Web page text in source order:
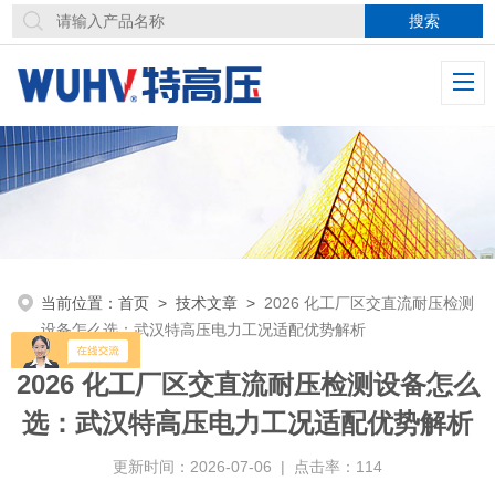
当前位置：首页 >技术文章 > 2026 化工厂区交直流耐压检测
设备怎么选：武汉特高压电力工况适配优势解析
2026 化工厂区交直流耐压检测设备怎么
选：武汉特高压电力工况适配优势解析
更新时间：2026-07-06 | 点击率：114